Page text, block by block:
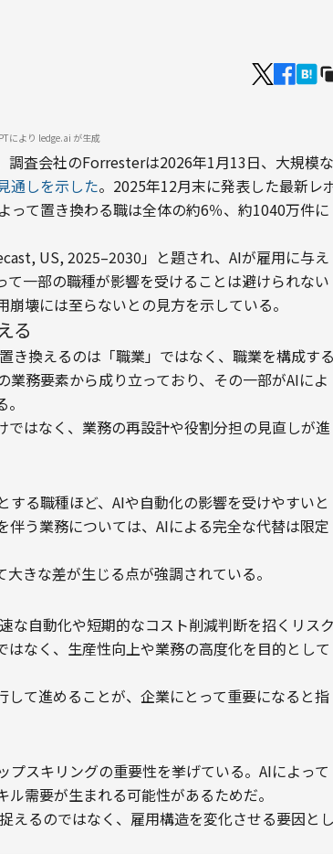
により ledge.ai が生成
査会社のForresterは2026年1月13日、大規模な
見通しを示した。2025年12月末に発表した最新レ
って置き換わる職は全体の約6％、約1040万件に
US, 2025–2030」と題され、AIが雇用に与え
一部の職種が影響を受けることは避けられない
壊には至らないとの見方を示している。
る
き換えるのは「職業」ではなく、職業を構成する
業務要素から成り立っており、その一部がAIによ
はなく、業務の再設計や役割分担の見直しが進
る職種ほど、AIや自動化の影響を受けやすいと
う業務については、AIによる完全な代替は限定
きな差が生じる点が強調されている。
な自動化や短期的なコスト削減判断を招くリスク
なく、生産性向上や業務の高度化を目的として
て進めることが、企業にとって重要になると指
スキリングの重要性を挙げている。AIによって
需要が生まれる可能性があるためだ。
えるのではなく、雇用構造を変化させる要因とし